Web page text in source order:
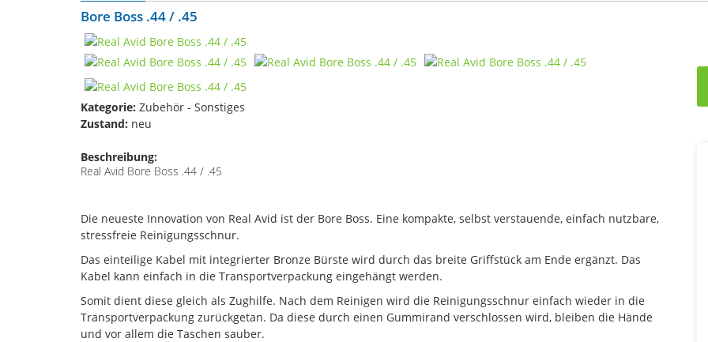
Bore Boss .44 / .45
Kategorie: Zubehör - Sonstiges
Zustand: neu
Beschreibung:
Real Avid Bore Boss .44 / .45
Die neueste Innovation von Real Avid ist der Bore Boss. Eine kompakte, selbst verstauende, einfach nutzbare,
stressfreie Reinigungsschnur.
Das einteilige Kabel mit integrierter Bronze Bürste wird durch das breite Griffstück am Ende ergänzt. Das
Kabel kann einfach in die Transportverpackung eingehängt werden.
Somit dient diese gleich als Zughilfe. Nach dem Reinigen wird die Reinigungsschnur einfach wieder in die
Transportverpackung zurückgetan. Da diese durch einen Gummirand verschlossen wird, bleiben die Hände
und vor allem die Taschen sauber.